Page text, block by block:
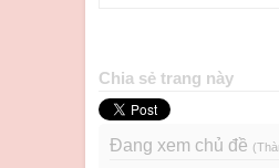
Chia sẻ trang này
Đang xem chủ đề